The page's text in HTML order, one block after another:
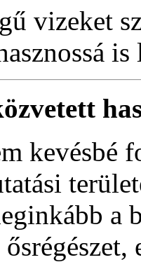
vizeket
kevésbé
a